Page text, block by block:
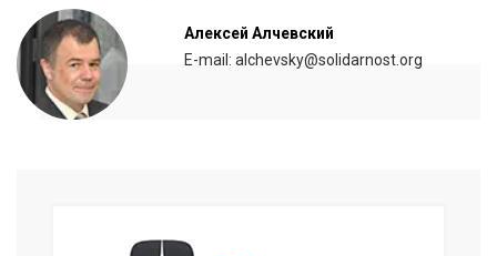
Алексей Алчевский
E-mail: alchevsky@solidarnost.org